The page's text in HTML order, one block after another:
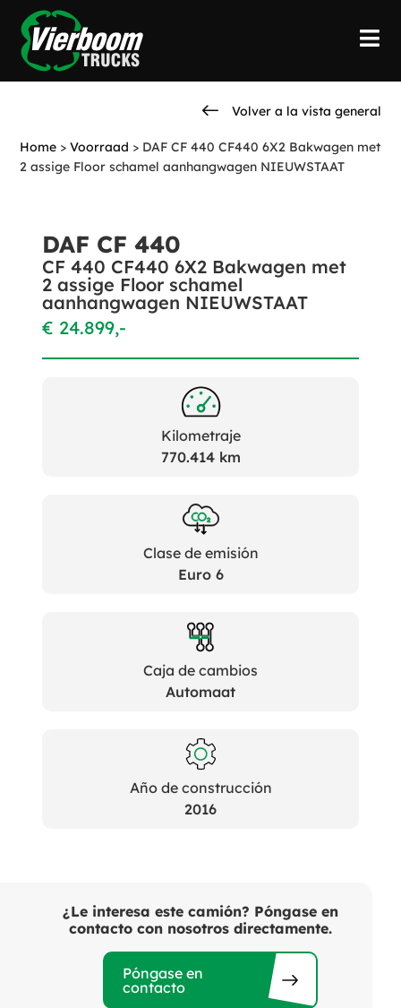
Home > Voorraad > DAF CF 440 CF440 6X2 Bakwagen met
2 assige Floor schamel aanhangwagen NIEUWSTAAT
Volver a la vista general
DAF CF 440
CF 440 CF440 6X2 Bakwagen met
2 assige Floor schamel
aanhangwagen NIEUWSTAAT
€ 24.899,-
Kilometraje
770.414 km
Clase de emisión
Euro 6
Caja de cambios
Automaat
Año de construcción
2016
¿Le interesa este camión? Póngase en
contacto con nosotros directamente.
Póngase en
contacto